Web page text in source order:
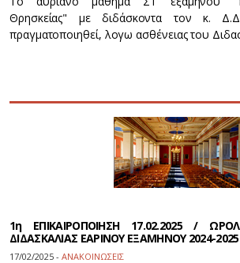
Θρησκείας" με διδάσκοντα τον κ.
πραγματοποιηθεί, λογω ασθένειας του
1η ΕΠΙΚΑΙΡΟΠΟΙΗΣΗ 17.02.2025 /
ΔΙΔΑΣΚΑΛΙΑΣ ΕΑΡΙΝΟΥ ΕΞΑΜΗΝΟΥ 2024-2025
17/02/2025 - ΑΝΑΚΟΙΝΩΣΕΙΣ